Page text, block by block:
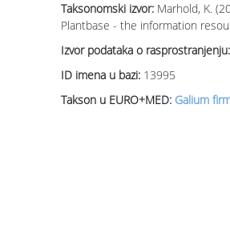
Taksonomski izvor: Marhold, K.
Plantbase - the information
Izvor podataka o rasprostranjenju:
ID imena u bazi: 13995
Takson u EURO+MED: Galium